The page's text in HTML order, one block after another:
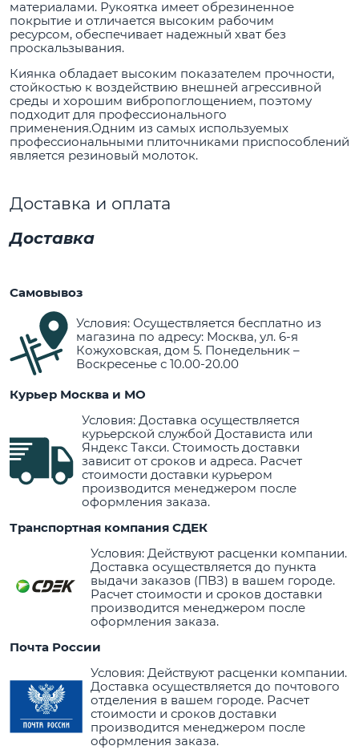
материалами. Рукоятка имеет обрезиненное
покрытие и отличается высоким рабочим
ресурсом, обеспечивает надежный хват без
проскальзывания.
Киянка обладает высоким показателем прочности,
стойкостью к воздействию внешней агрессивной
среды и хорошим вибропоглощением, поэтому
подходит для профессионального
применения.Одним из самых используемых
профессиональными плиточниками приспособлений
является резиновый молоток.
Доставка и оплата
Доставка
Самовывоз
Условия: Осуществляется бесплатно из
магазина по адресу: Москва, ул. 6-я
Кожуховская, дом 5. Понедельник –
Воскресенье с 10.00-20.00
Курьер Москва и МО
Условия: Доставка осуществляется
курьерской службой Достависта или
Яндекс Такси. Стоимость доставки
зависит от сроков и адреса. Расчет
стоимости доставки курьером
производится менеджером после
оформления заказа.
Транспортная компания СДЕК
Условия: Действуют расценки компании.
Доставка осуществляется до пункта
выдачи заказов (ПВЗ) в вашем городе.
Расчет стоимости и сроков доставки
производится менеджером после
оформления заказа.
Почта России
Условия: Действуют расценки компании.
Доставка осуществляется до почтового
отделения в вашем городе. Расчет
стоимости и сроков доставки
производится менеджером после
оформления заказа.